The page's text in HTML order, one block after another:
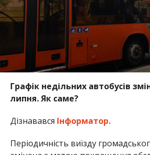
Графік недільних автобусів
липня. Як саме?
Дізнавався Інформатор.
Періодичність виїзду